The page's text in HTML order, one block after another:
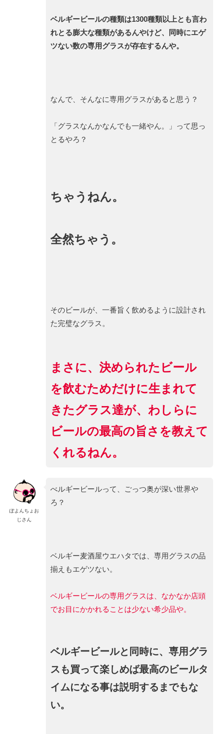
ベルギービールの種類は1300種類以上とも言わ
れとる膨大な種類があるんやけど、同時にエゲ
ツない数の専用グラスが存在するんや。
なんで、そんなに専用グラスがあると思う？
「グラスなんかなんでも一緒やん。」って思っ
とるやろ？
ちゃうねん。
全然ちゃう。
そのビールが、一番旨く飲めるように設計され
た完璧なグラス。
まさに、決められたビール
を飲むためだけに生まれて
きたグラス達が、わしらに
ビールの最高の旨さを教えて
くれるねん。
ぽよんちょお
じさん
べルギービールって、ごっつ奥が深い世界や
ろ？
ベルギー麦酒屋ウエハタでは、専用グラスの品
揃えもエゲツない。
ベルギービールの専用グラスは、なかなか店頭
でお目にかかれることは少ない希少品や。
ベルギービールと同時に、専用グラ
スも買って楽しめば最高のビールタ
イムになる事は説明するまでもな
い。